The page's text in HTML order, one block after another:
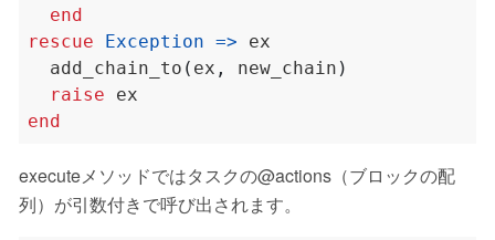
end
rescue
Exception =>
  add_chain_to
( ex , new_chain )
raise
end
executeメソッドではタスクの@actions（ブロックの配
列）が引数付きで呼び出されます。